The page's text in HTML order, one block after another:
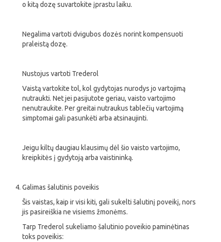
o kitą dozę suvartokite įprastu laiku.
Negalima vartoti dvigubos dozės norint kompensuoti
praleistą dozę.
Nustojus vartoti Trederol
Vaistą vartokite tol, kol gydytojas nurodys jo vartojimą
nutraukti. Net jei pasijutote geriau, vaisto vartojimo
nenutraukite. Per greitai nutraukus tablečių vartojimą
simptomai gali pasunkėti arba atsinaujinti.
Jeigu kiltų daugiau klausimų dėl šio vaisto vartojimo,
kreipkitės į gydytoją arba vaistininką.
Galimas šalutinis poveikis
Šis vaistas, kaip ir visi kiti, gali sukelti šalutinį poveikį, nors
jis pasireiškia ne visiems žmonėms.
Tarp Trederol sukeliamo šalutinio poveikio paminėtinas
toks poveikis: